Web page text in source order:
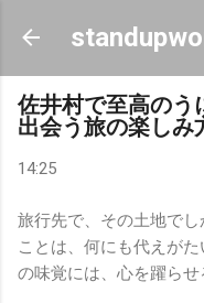
スキップし
佐井村で至高のう
出会う旅の楽しみ
14:25
旅行先で、その土地で
ことは、何にも代えが
の味覚には、心を躍らせ